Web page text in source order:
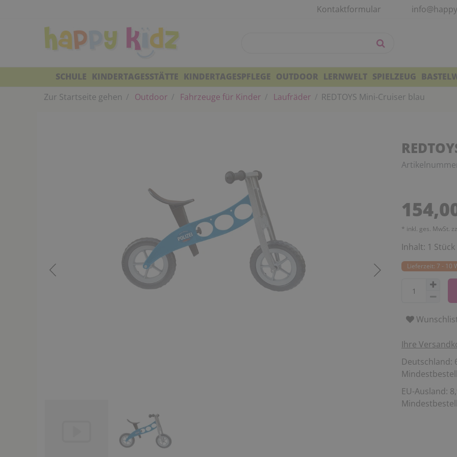
Kontaktformular
SCHULE KINDERTAGESSTÄTTE KINDERTAGESPFLEGE OUTDOOR LERNWELT SPIELZEUG
Zur Startseite gehen
Outdoor Fahrzeuge für Kinder Laufräder REDTOYS Mini-Cruiser blau
* inkl. ges. MwSt.
Inhalt: 1 Stück
Lieferzeit: 7 - 10
Ihre
Deutschland:
EU-Ausland: